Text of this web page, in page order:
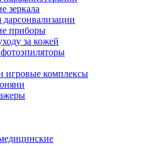
зеркала
дарсонвализации
приборы
за кожей
игровые комплексы